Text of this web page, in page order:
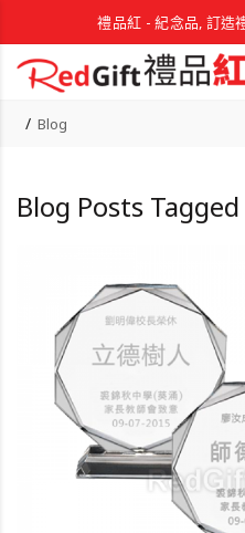
禮品紅 - 紀念品, 訂造
Blog
Blog Posts